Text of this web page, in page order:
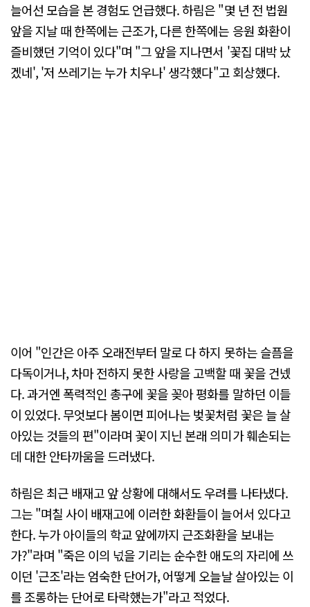
늘어선 모습을 본 경험도 언급했다. 하림은 "몇 년 전 법원
앞을 지날 때 한쪽에는 근조가, 다른 한쪽에는 응원 화환이
즐비했던 기억이 있다"며 "그 앞을 지나면서 '꽃집 대박 났
겠네', '저 쓰레기는 누가 치우나' 생각했다"고 회상했다.
이어 "인간은 아주 오래전부터 말로 다 하지 못하는 슬픔을
다독이거나, 차마 전하지 못한 사랑을 고백할 때 꽃을 건넸
다. 과거엔 폭력적인 총구에 꽃을 꽂아 평화를 말하던 이들
이 있었다. 무엇보다 봄이면 피어나는 벚꽃처럼 꽃은 늘 살
아있는 것들의 편"이라며 꽃이 지닌 본래 의미가 훼손되는
데 대한 안타까움을 드러냈다.
하림은 최근 배재고 앞 상황에 대해서도 우려를 나타냈다.
그는 "며칠 사이 배재고에 이러한 화환들이 늘어서 있다고
한다. 누가 아이들의 학교 앞에까지 근조화환을 보내는
가?"라며 "죽은 이의 넋을 기리는 순수한 애도의 자리에 쓰
이던 '근조'라는 엄숙한 단어가, 어떻게 오늘날 살아있는 이
를 조롱하는 단어로 타락했는가"라고 적었다.